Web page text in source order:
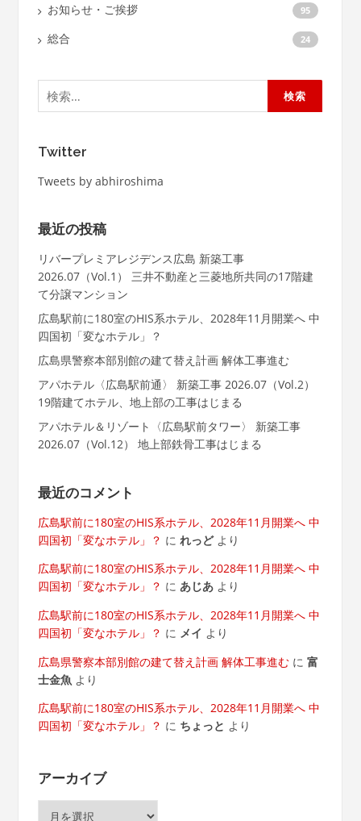
お知らせ・ご挨拶 95
総合 24
検
索:
Twitter
Tweets by abhiroshima
最近の投稿
リバープレミアレジデンス広島 新築工事
2026.07（Vol.1） 三井不動産と三菱地所共同の17階建
て分譲マンション
広島駅前に180室のHIS系ホテル、2028年11月開業へ 中
四国初「変なホテル」？
広島県警察本部別館の建て替え計画 解体工事進む
アパホテル〈広島駅前通〉 新築工事 2026.07（Vol.2）
19階建てホテル、地上部の工事はじまる
アパホテル＆リゾート〈広島駅前タワー〉 新築工事
2026.07（Vol.12） 地上部鉄骨工事はじまる
最近のコメント
広島駅前に180室のHIS系ホテル、2028年11月開業へ 中
四国初「変なホテル」？ に れっどより
広島駅前に180室のHIS系ホテル、2028年11月開業へ 中
四国初「変なホテル」？ に あじあより
広島駅前に180室のHIS系ホテル、2028年11月開業へ 中
四国初「変なホテル」？ に メイ より
広島県警察本部別館の建て替え計画 解体工事進むに 富
士金魚 より
広島駅前に180室のHIS系ホテル、2028年11月開業へ 中
四国初「変なホテル」？ に ちょっと より
アーカイブ